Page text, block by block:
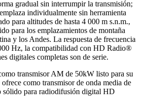
gradual sin interrumpir la transmisión;
individualmente sin herramienta
para altitudes de hasta 4 000 m s.n.m.,
para los emplazamientos de montaña
y los Andes. La respuesta de frecuencia
Hz, la compatibilidad con HD Radio®
digitales completas son de serie.
transmisor AM de 50kW listo para su
como transmisor de onda media de
sólido para radiodifusión digital HD